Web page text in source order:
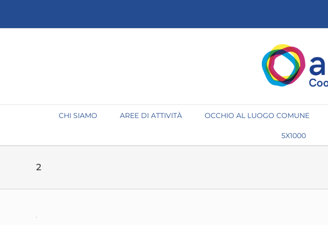
contenuto
CHI SIAMO AREE DI ATTIVITÀ OCCHIO AL LUOGO COMUNE
5X1000
2